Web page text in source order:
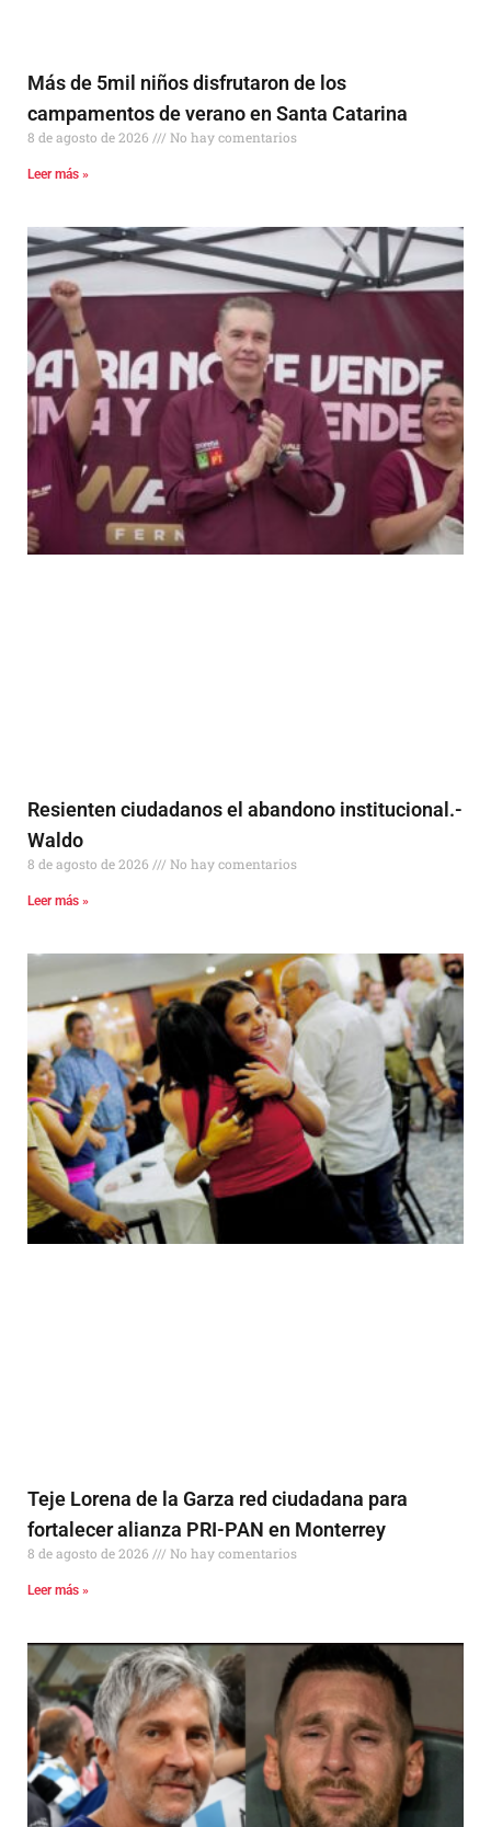
Más de 5mil niños disfrutaron de los
campamentos de verano en Santa Catarina
8 de agosto de 2026 No hay comentarios
Leer más »
Resienten ciudadanos el abandono institucional.-
Waldo
8 de agosto de 2026 No hay comentarios
Leer más »
Teje Lorena de la Garza red ciudadana para
fortalecer alianza PRI-PAN en Monterrey
8 de agosto de 2026 No hay comentarios
Leer más »